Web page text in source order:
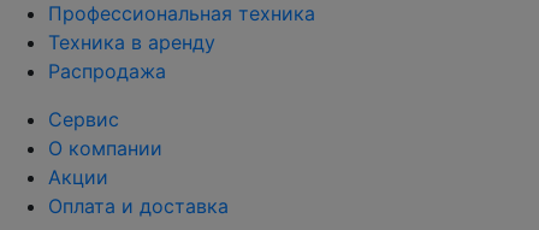
Профессиональная техника
Техника в аренду
Распродажа
Сервис
О компании
Акции
Оплата и доставка